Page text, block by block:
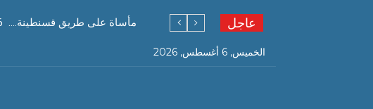
عاجل مأساة على طريق قسنطينة…. 6 وفيات و19 جريحًا في انحراف حافلة لنقل العمال
الخميس, 6 أغسطس, 2026